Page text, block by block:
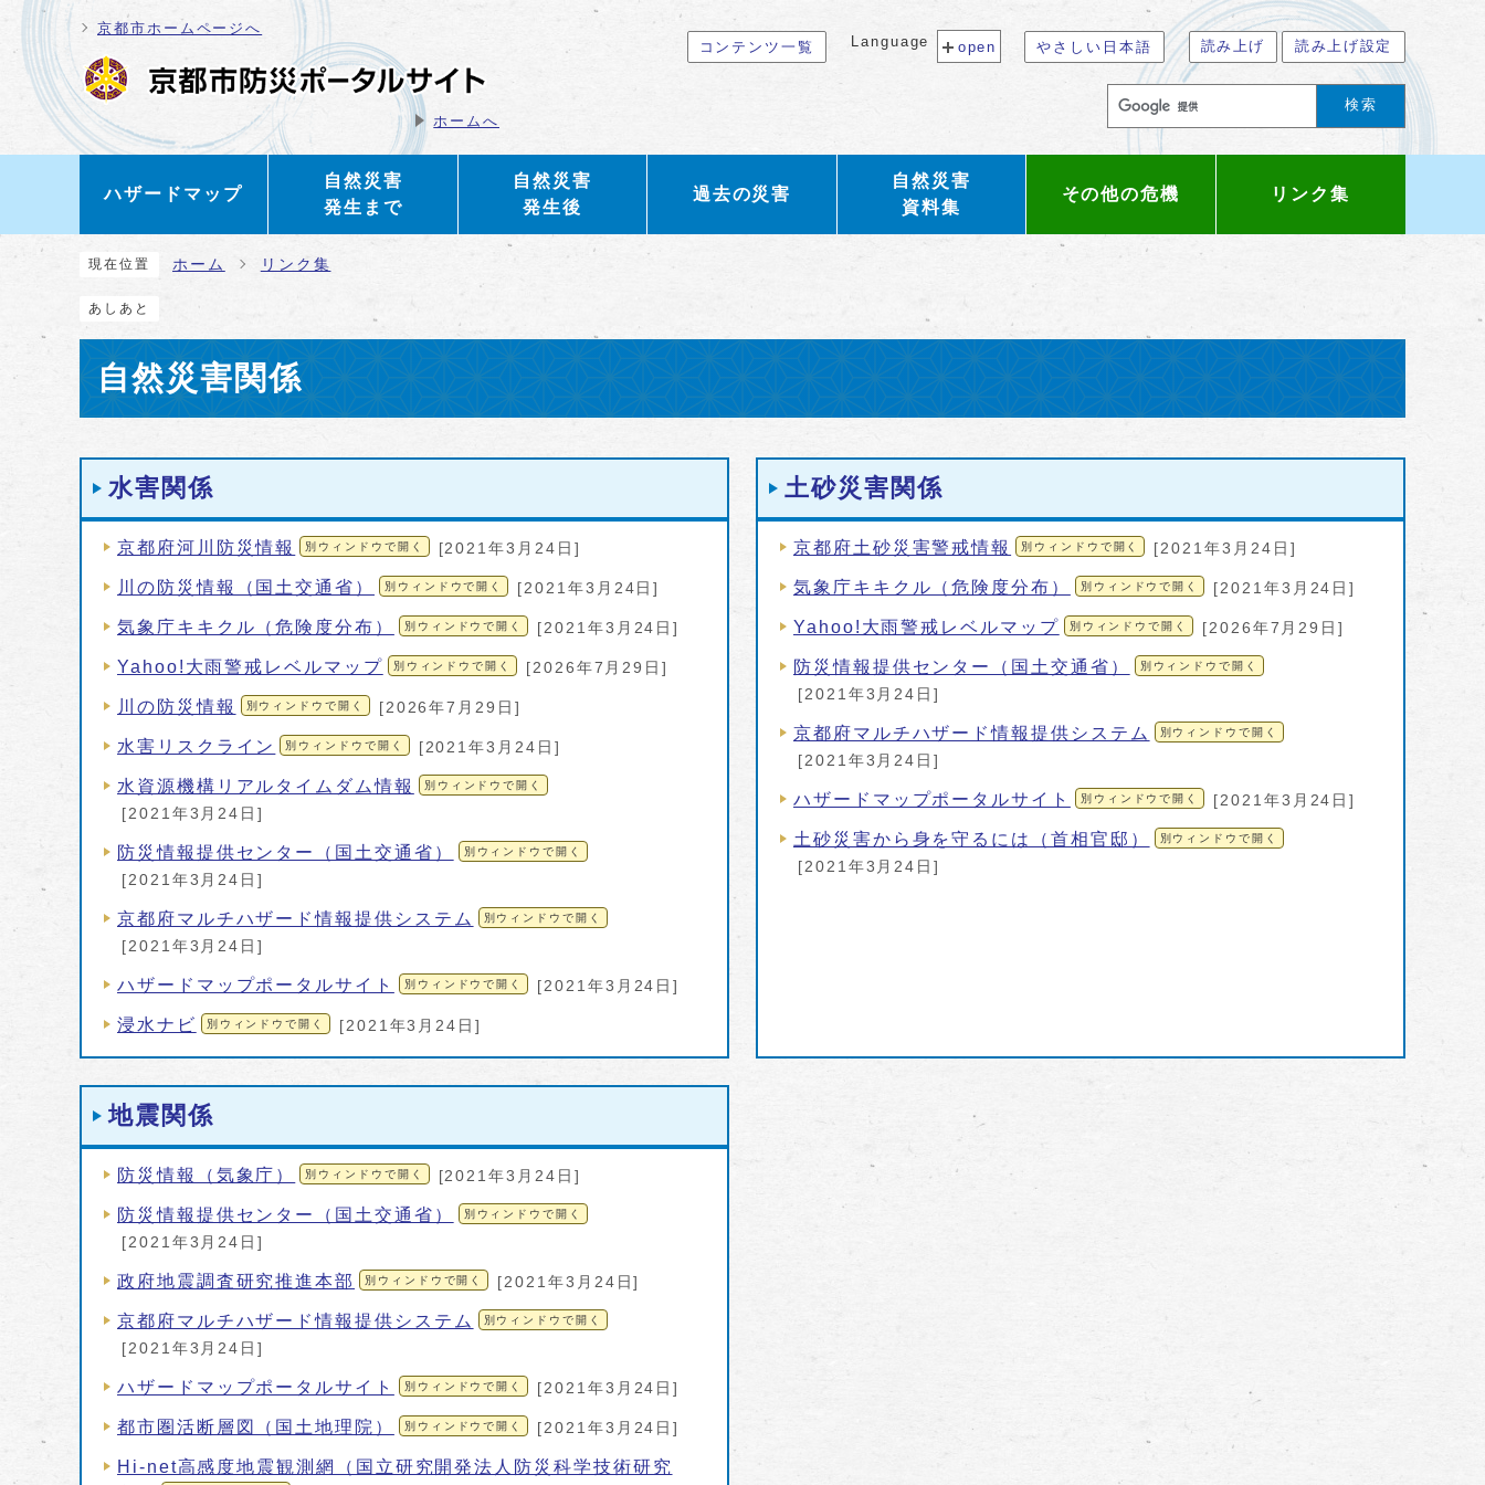
ページの先頭です
京都市ホームページへ
ホームへ
コンテンツ一覧 Language open やさしい日本語 読み上げ 読み上げ設定
検索
ハザードマップ
自然災害
発生まで
自然災害
発生後
過去の災害
自然災害
資料集
その他の危機 リンク集
ここから本文です
現在位置 ホーム リンク集
あしあと
自然災害関係
メインメニュー
水害関係
京都府河川防災情報 別ウィンドウで開く [2021年3月24日]
川の防災情報（国土交通省） 別ウィンドウで開く [2021年3月24日]
気象庁キキクル（危険度分布） 別ウィンドウで開く [2021年3月24日]
Yahoo!大雨警戒レベルマップ 別ウィンドウで開く [2026年7月29日]
川の防災情報 別ウィンドウで開く [2026年7月29日]
水害リスクライン 別ウィンドウで開く [2021年3月24日]
水資源機構リアルタイムダム情報 別ウィンドウで開く
[2021年3月24日]
防災情報提供センター（国土交通省） 別ウィンドウで開く
[2021年3月24日]
京都府マルチハザード情報提供システム 別ウィンドウで開く
[2021年3月24日]
ハザードマップポータルサイト 別ウィンドウで開く [2021年3月24日]
浸水ナビ 別ウィンドウで開く [2021年3月24日]
土砂災害関係
京都府土砂災害警戒情報 別ウィンドウで開く [2021年3月24日]
気象庁キキクル（危険度分布） 別ウィンドウで開く [2021年3月24日]
Yahoo!大雨警戒レベルマップ 別ウィンドウで開く [2026年7月29日]
防災情報提供センター（国土交通省） 別ウィンドウで開く
[2021年3月24日]
京都府マルチハザード情報提供システム 別ウィンドウで開く
[2021年3月24日]
ハザードマップポータルサイト 別ウィンドウで開く [2021年3月24日]
土砂災害から身を守るには（首相官邸） 別ウィンドウで開く
[2021年3月24日]
地震関係
防災情報（気象庁） 別ウィンドウで開く [2021年3月24日]
防災情報提供センター（国土交通省） 別ウィンドウで開く
[2021年3月24日]
政府地震調査研究推進本部 別ウィンドウで開く [2021年3月24日]
京都府マルチハザード情報提供システム 別ウィンドウで開く
[2021年3月24日]
ハザードマップポータルサイト 別ウィンドウで開く [2021年3月24日]
都市圏活断層図（国土地理院） 別ウィンドウで開く [2021年3月24日]
Hi-net高感度地震観測網（国立研究開発法人防災科学技術研究